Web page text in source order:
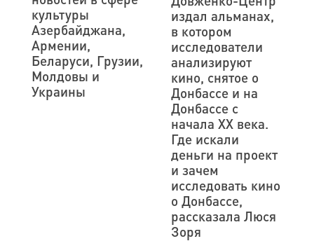
культуры
Азербайджана,
Армении,
Беларуси, Грузии,
Молдовы и
Украины
издал альманах,
в котором
исследователи
анализируют
кино, снятое о
Донбассе и на
Донбассе с
начала XX века.
Где искали
деньги на проект
и зачем
исследовать кино
о Донбассе,
рассказала Люся
Зоря